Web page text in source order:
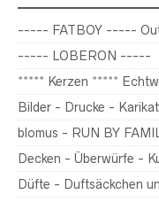
----- FATBOY -----
----- LOBERON -----
***** Kerzen *****
Bilder - Drucke -
blomus - RUN BY
Decken - Überwürfe -
Düfte - Duftsäckchen